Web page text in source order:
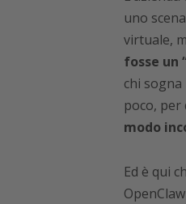
uno
virtuale,
fosse un
chi sogna
poco, per
modo
Ed è qui